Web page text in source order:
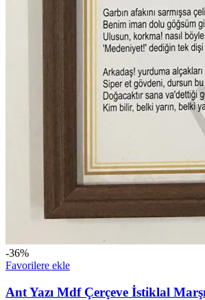
-36%
Favorilere ekle
Ant Yazı Mdf Çerçeve İstiklal